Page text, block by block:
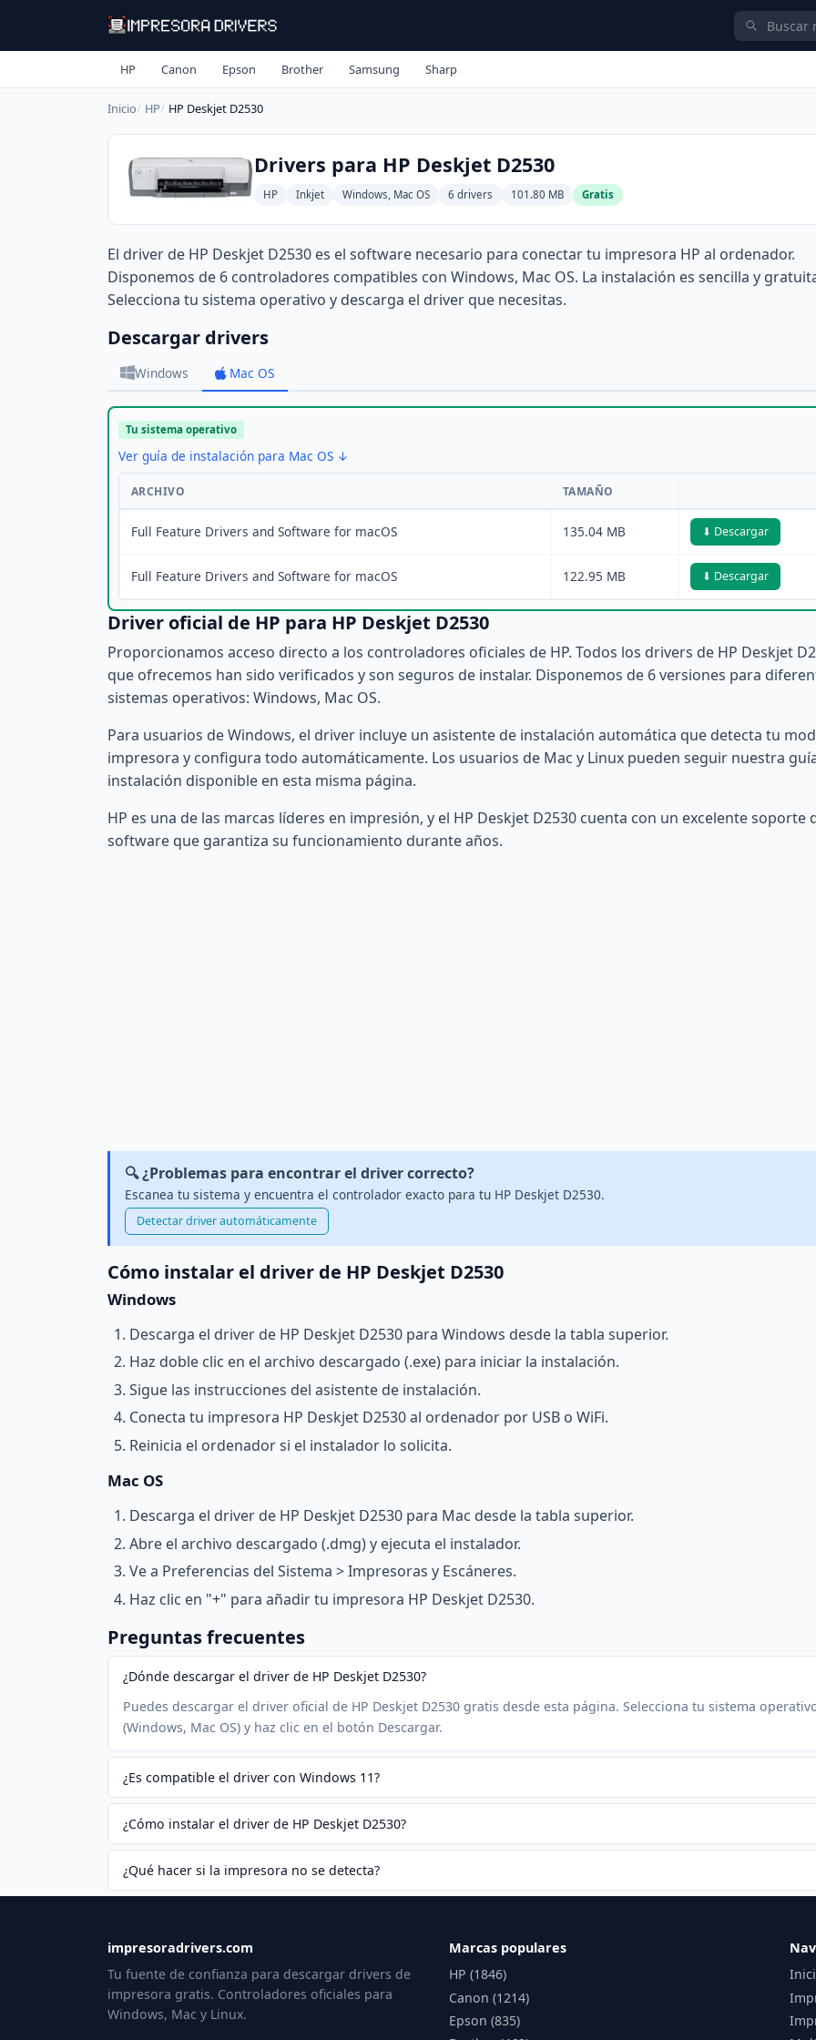
HP Canon Epson Brother Samsung Sharp
Inicio HP HP Deskjet D2530
Drivers para HP Deskjet D2530
HP Inkjet Windows, Mac OS 6 drivers 101.80 MB Gratis
El driver de HP Deskjet D2530 es el software necesario para conectar tu impresora HP al ordenador.
Disponemos de 6 controladores compatibles con Windows, Mac OS. La instalación es sencilla y
Selecciona tu sistema operativo y descarga el driver que necesitas.
Descargar drivers
Windows Mac OS
Tu sistema operativo
Ver guía de instalación para Mac OS ↓
ARCHIVO TAMAÑO
Full Feature Drivers and Software for macOS 135.04 MB ⬇ Descargar
Full Feature Drivers and Software for macOS 122.95 MB ⬇ Descargar
Driver oficial de HP para HP Deskjet D2530
Proporcionamos acceso directo a los controladores oficiales de HP. Todos los drivers de HP Deskjet
que ofrecemos han sido verificados y son seguros de instalar. Disponemos de 6 versiones para
sistemas operativos: Windows, Mac OS.
Para usuarios de Windows, el driver incluye un asistente de instalación automática que detecta tu
impresora y configura todo automáticamente. Los usuarios de Mac y Linux pueden seguir nuestra
instalación disponible en esta misma página.
HP es una de las marcas líderes en impresión, y el HP Deskjet D2530 cuenta con un excelente soporte
software que garantiza su funcionamiento durante años.
🔍 ¿Problemas para encontrar el driver correcto?
Escanea tu sistema y encuentra el controlador exacto para tu HP Deskjet D2530.
Detectar driver automáticamente
Cómo instalar el driver de HP Deskjet D2530
Windows
Descarga el driver de HP Deskjet D2530 para Windows desde la tabla superior.
Haz doble clic en el archivo descargado (.exe) para iniciar la instalación.
Sigue las instrucciones del asistente de instalación.
Conecta tu impresora HP Deskjet D2530 al ordenador por USB o WiFi.
Reinicia el ordenador si el instalador lo solicita.
Mac OS
Descarga el driver de HP Deskjet D2530 para Mac desde la tabla superior.
Abre el archivo descargado (.dmg) y ejecuta el instalador.
Ve a Preferencias del Sistema > Impresoras y Escáneres.
Haz clic en "+" para añadir tu impresora HP Deskjet D2530.
Preguntas frecuentes
¿Dónde descargar el driver de HP Deskjet D2530?
Puedes descargar el driver oficial de HP Deskjet D2530 gratis desde esta página. Selecciona tu sistema
(Windows, Mac OS) y haz clic en el botón Descargar.
¿Es compatible el driver con Windows 11?
¿Cómo instalar el driver de HP Deskjet D2530?
¿Qué hacer si la impresora no se detecta?
impresoradrivers.com
Tu fuente de confianza para descargar drivers de
impresora gratis. Controladores oficiales para
Windows, Mac y Linux.
Marcas populares
HP (1846)
Canon (1214)
Epson (835)